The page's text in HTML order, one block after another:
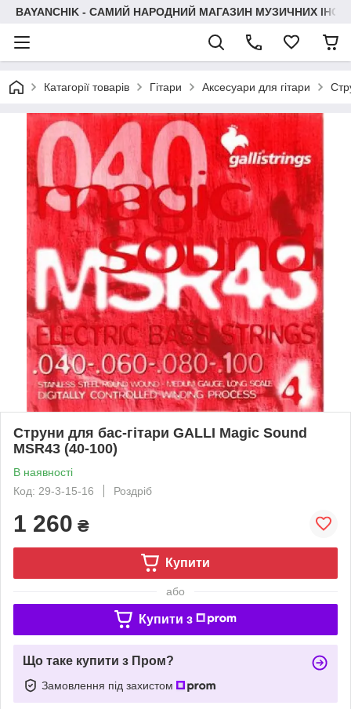
BAYANCHIK - САМИЙ НАРОДНИЙ МАГАЗИН МУЗИЧНИХ
Катагорії товарів Гітари Аксесуари для гітари
Струни для бас-гітари GALLI Magic Sound
MSR43 (40-100)
В наявності
Код: 29-3-15-16
Роздріб
1 260 ₴
Купити
або
Купити з
Що таке купити з Пром?
Замовлення під захистом